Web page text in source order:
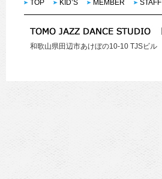
TOP KID’S MEMBER STAFF
和歌山県田辺市あけぼの10-10 TJSビル